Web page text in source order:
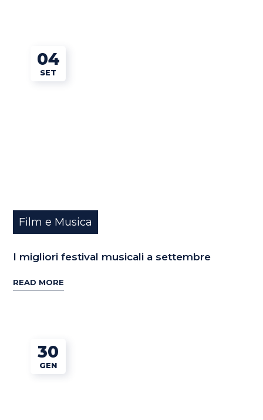
04
SET
Film e Musica
I migliori festival musicali a settembre
READ MORE
30
GEN